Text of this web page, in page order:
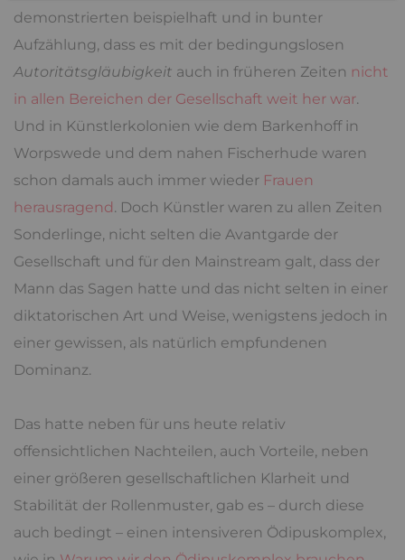
demonstrierten beispielhaft und in bunter
Aufzählung, dass es mit der bedingungslosen
Autoritätsgläubigkeit auch in früheren Zeiten nicht
in allen Bereichen der Gesellschaft weit her war.
Und in Künstlerkolonien wie dem Barkenhoff in
Worpswede und dem nahen Fischerhude waren
schon damals auch immer wieder Frauen
herausragend. Doch Künstler waren zu allen Zeiten
Sonderlinge, nicht selten die Avantgarde der
Gesellschaft und für den Mainstream galt, dass der
Mann das Sagen hatte und das nicht selten in einer
diktatorischen Art und Weise, wenigstens jedoch in
einer gewissen, als natürlich empfundenen
Dominanz.
Das hatte neben für uns heute relativ
offensichtlichen Nachteilen, auch Vorteile, neben
einer größeren gesellschaftlichen Klarheit und
Stabilität der Rollenmuster, gab es – durch diese
auch bedingt – einen intensiveren Ödipuskomplex,